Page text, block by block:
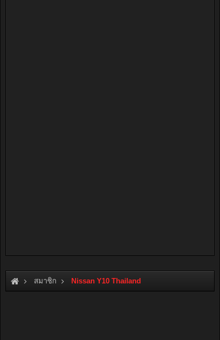
สมาชิก Nissan Y10 Thailand